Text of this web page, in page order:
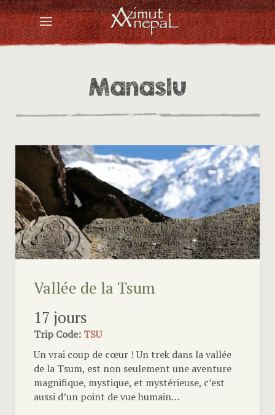
Manaslu
Vallée de la Tsum
17 jours
Trip Code: TSU
Un vrai coup de cœur ! Un trek dans la vallée
de la Tsum, est non seulement une aventure
magnifique, mystique, et mystérieuse, c’est
aussi d’un point de vue humain…